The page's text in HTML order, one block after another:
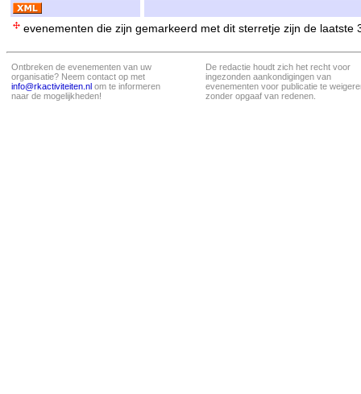
evenementen die zijn gemarkeerd met dit sterretje zijn de laatste
Ontbreken de evenementen van uw
organisatie? Neem contact op met
info@rkactiviteiten.nl om te informeren
naar de mogelijkheden!
De redactie houdt zich het recht voor
ingezonden aankondigingen van
evenementen voor publicatie te
zonder opgaaf van redenen.